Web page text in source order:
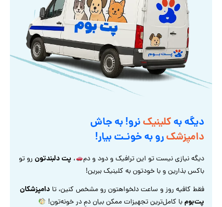
دیگه بهکلینیکنرو! به جاش
دامپزشکرو به خونـت بیار!
دیگه نیازی نیست تو این ترافیک و دود و دم ، پت دلبندتونرو تو
باکس بذارین و با خودتون به کلینیک ببرین!
فقط کافیه روز و ساعت دلخواهتون رو مشخص کنین، تا دامپزشکان
پت‌بومبا کامل‌ترین تجهیزات ممکن بیان دمِ در خونه‌تون!